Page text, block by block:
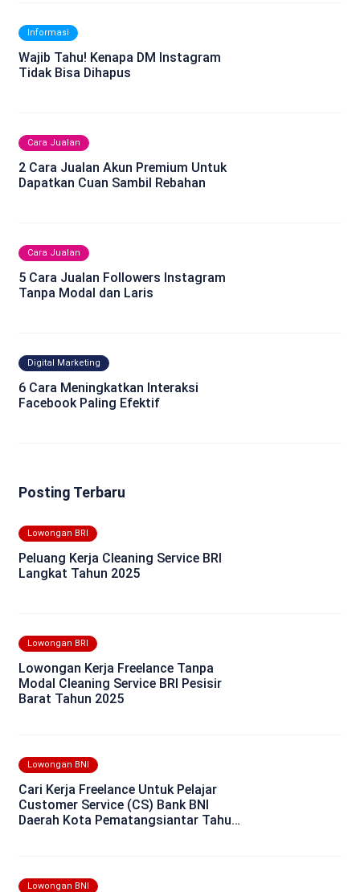
Informasi
Wajib Tahu! Kenapa DM Instagram
Tidak Bisa Dihapus
Cara Jualan
2 Cara Jualan Akun Premium Untuk
Dapatkan Cuan Sambil Rebahan
Cara Jualan
5 Cara Jualan Followers Instagram
Tanpa Modal dan Laris
Digital Marketing
6 Cara Meningkatkan Interaksi
Facebook Paling Efektif
Posting Terbaru
Lowongan BRI
Peluang Kerja Cleaning Service BRI
Langkat Tahun 2025
Lowongan BRI
Lowongan Kerja Freelance Tanpa
Modal Cleaning Service BRI Pesisir
Barat Tahun 2025
Lowongan BNI
Cari Kerja Freelance Untuk Pelajar
Customer Service (CS) Bank BNI
Daerah Kota Pematangsiantar Tahun
Lowongan BNI